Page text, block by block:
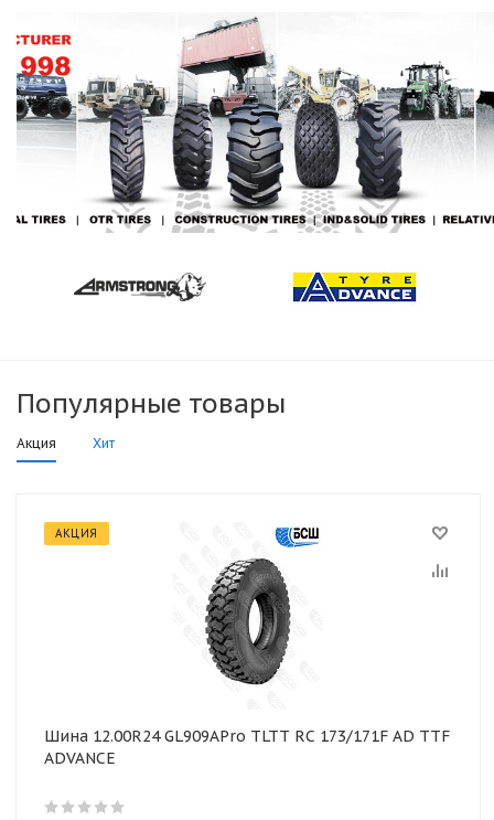
Популярные товары
Акция Хит
АКЦИЯ
Шина 12.00R24 GL909APro TLTT RC 173/171F AD ТTF
ADVANCE